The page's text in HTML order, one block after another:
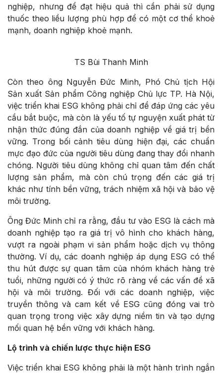
nghiệp, nhưng để đạt hiệu quả thì cần phải sử dụng
thuốc theo liều lượng phù hợp để có một cơ thể khoẻ
mạnh, doanh nghiệp khoẻ mạnh.
TS Bùi Thanh Minh
Còn theo ông Nguyễn Đức Minh, Phó Chủ tịch Hội
Sản xuất Sản phẩm Công nghiệp Chủ lực TP. Hà Nội,
việc triển khai ESG không phải chỉ để đáp ứng các yêu
cầu bắt buộc, mà còn là yếu tố tự nguyện xuất phát từ
nhận thức đúng đắn của doanh nghiệp về giá trị bền
vững. Trong bối cảnh tiêu dùng hiện đại, các chuẩn
mực đạo đức của người tiêu dùng đang thay đổi nhanh
chóng. Người tiêu dùng không chỉ quan tâm đến chất
lượng sản phẩm, mà còn chú trọng đến các giá trị
khác như tính bền vững, trách nhiệm xã hội và bảo vệ
môi trường.
Ông Đức Minh chỉ ra rằng, đầu tư vào ESG là cách mà
doanh nghiệp tạo ra giá trị vô hình cho khách hàng,
vượt ra ngoài phạm vi sản phẩm hoặc dịch vụ thông
thường. Ví dụ, các doanh nghiệp áp dụng ESG có thể
thu hút được sự quan tâm của nhóm khách hàng trẻ
tuổi, những người có ý thức rõ ràng về các vấn đề xã
hội và môi trường. Đối với các doanh nghiệp, việc
truyền thông và cam kết về ESG cũng đóng vai trò
quan trọng trong việc xây dựng niềm tin và tạo dựng
mối quan hệ bền vững với khách hàng.
Lộ trình và chiến lược thực hiện ESG
Việc triển khai ESG không phải là một hành trình ngắn